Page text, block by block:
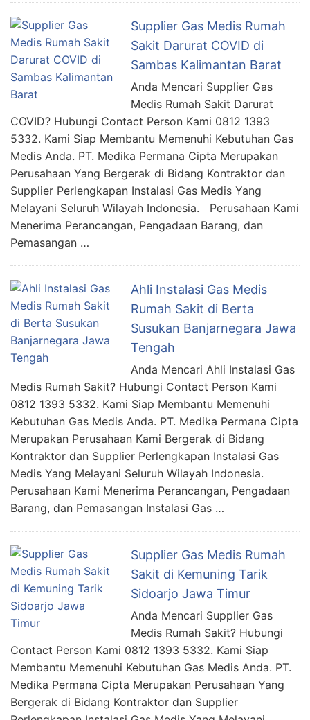
Supplier Gas Medis Rumah
Sakit Darurat COVID di
Sambas Kalimantan Barat
Anda Mencari Supplier Gas
Medis Rumah Sakit Darurat
COVID? Hubungi Contact Person Kami 0812 1393
5332. Kami Siap Membantu Memenuhi Kebutuhan Gas
Medis Anda. PT. Medika Permana Cipta Merupakan
Perusahaan Yang Bergerak di Bidang Kontraktor dan
Supplier Perlengkapan Instalasi Gas Medis Yang
Melayani Seluruh Wilayah Indonesia. Perusahaan Kami
Menerima Perancangan, Pengadaan Barang, dan
Pemasangan …
Ahli Instalasi Gas Medis
Rumah Sakit di Berta
Susukan Banjarnegara Jawa
Tengah
Anda Mencari Ahli Instalasi Gas
Medis Rumah Sakit? Hubungi Contact Person Kami
0812 1393 5332. Kami Siap Membantu Memenuhi
Kebutuhan Gas Medis Anda. PT. Medika Permana Cipta
Merupakan Perusahaan Kami Bergerak di Bidang
Kontraktor dan Supplier Perlengkapan Instalasi Gas
Medis Yang Melayani Seluruh Wilayah Indonesia.
Perusahaan Kami Menerima Perancangan, Pengadaan
Barang, dan Pemasangan Instalasi Gas …
Supplier Gas Medis Rumah
Sakit di Kemuning Tarik
Sidoarjo Jawa Timur
Anda Mencari Supplier Gas
Medis Rumah Sakit? Hubungi
Contact Person Kami 0812 1393 5332. Kami Siap
Membantu Memenuhi Kebutuhan Gas Medis Anda. PT.
Medika Permana Cipta Merupakan Perusahaan Yang
Bergerak di Bidang Kontraktor dan Supplier